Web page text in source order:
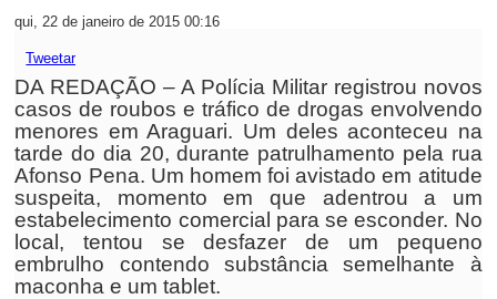
qui, 22 de janeiro de 2015 00:16
Tweetar
DA REDAÇÃO – A Polícia Militar registrou novos
casos de roubos e tráfico de drogas envolvendo
menores em Araguari. Um deles aconteceu na
tarde do dia 20, durante patrulhamento pela rua
Afonso Pena. Um homem foi avistado em atitude
suspeita, momento em que adentrou a um
estabelecimento comercial para se esconder. No
local, tentou se desfazer de um pequeno
embrulho contendo substância semelhante à
maconha e um tablet.